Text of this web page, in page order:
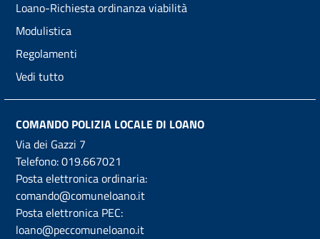
Loano-Richiesta ordinanza viabilità
Modulistica
Regolamenti
Vedi tutto
COMANDO POLIZIA LOCALE DI LOANO
Via dei Gazzi 7
Telefono:019.667021
Posta elettronica ordinaria:
comando@comuneloano.it
Posta elettronica PEC:
loano@peccomuneloano.it